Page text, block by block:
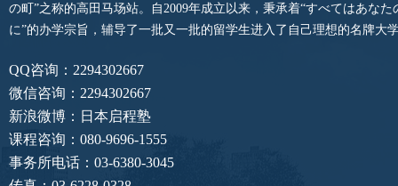
の町”之称的高田马场站。自2009年成立以来，秉承着“すべてはあなた
に”的办学宗旨，辅导了一批又一批的留学生进入了自己理想的名牌大
QQ咨询：2294302667
微信咨询：2294302667
新浪微博：日本启程塾
课程咨询：080-9696-1555
事务所电话：03-6380-3045